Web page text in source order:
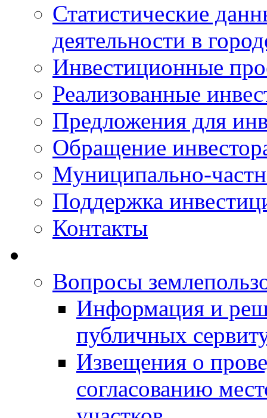
Статистические
деятельности в
Инвестиционные
Реализованные
Предложения для
Обращение
Муниципально-
Поддержка
Контакты
Вопросы
Информация и
публичных
Извещения о
согласованию